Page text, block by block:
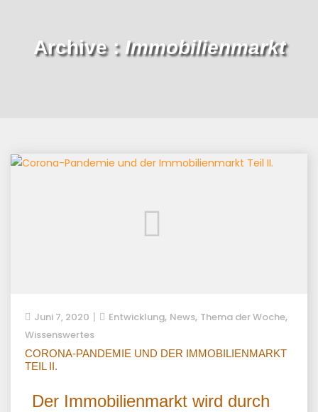
Archive : Immobilienmarkt
Juni 7, 2020 Entwicklung, News, Thema der Woche,
Wissenswertes
CORONA-PANDEMIE UND DER IMMOBILIENMARKT
TEIL II.
Der Immobilienmarkt wird durch